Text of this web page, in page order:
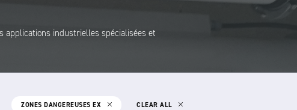
industrielles spécialisées et
ZONES DANGEREUSES EX CLEAR ALL